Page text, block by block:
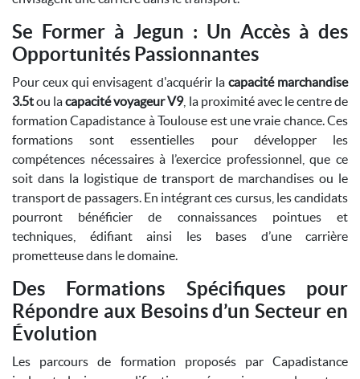
Se Former à Jegun : Un Accès à des
Opportunités Passionnantes
Pour ceux qui envisagent d'acquérir la capacité marchandise
3.5tou lacapacité voyageur V9, la proximité avec le centre de
formation Capadistance à Toulouse est une vraie chance. Ces
formations sont essentielles pour développer les
compétences nécessaires à l’exercice professionnel, que ce
soit dans la logistique de transport de marchandises ou le
transport de passagers. En intégrant ces cursus, les candidats
pourront bénéficier de connaissances pointues et
techniques, édifiant ainsi les bases d’une carrière
prometteuse dans le domaine.
Des Formations Spécifiques pour
Répondre aux Besoins d’un Secteur en
Évolution
Les parcours de formation proposés par Capadistance